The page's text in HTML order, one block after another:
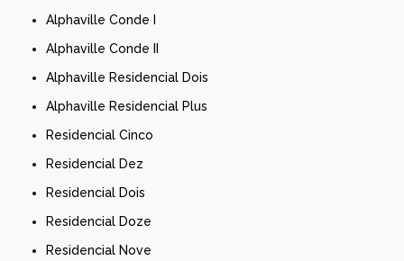
Alphaville Conde I
Alphaville Conde II
Alphaville Residencial Dois
Alphaville Residencial Plus
Residencial Cinco
Residencial Dez
Residencial Dois
Residencial Doze
Residencial Nove